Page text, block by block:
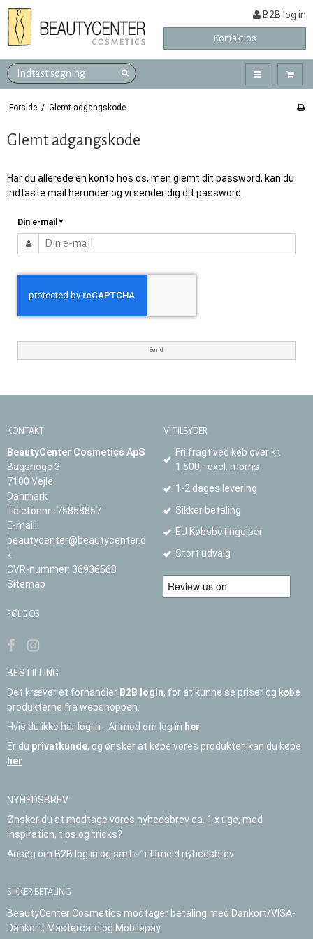
B2B log in
Kontakt os
Forside / Glemt adgangskode
Glemt adgangskode
Har du allerede en konto hos os, men glemt dit password, kan du
indtaste mail herunder og vi sender dig dit password.
Din e-mail*
Send
KONTAKT
BeautyCenter Cosmetics ApS
Bagsnoge 3
7100 Vejle
Danmark
Telefonnr.: 75858857
E-mail :
beautycenter@beautycenter.d
k
CVR-nummer: 36936568
Sitemap
FØLG OS
VI TILBYDER
Fri fragt ved køb over kr.
1.500,- excl. moms
1-2 dages levering
Sikker betaling
EU Købsbetingelser
Stort udvalg
BESTILLING
Det kræver et forhandler B2B login, for at kunne se priser og købe
produkterne fra webshoppen.
Hvis du ikke har log in - Anmod om log in her
Er du privatkunde, og ønsker at købe vores produkter, kan du købe
her
NYHEDSBREV
Ønsker du at modtage vores nyhedsbrev ca. 1 x uge, med
inspiration, tips og tricks?
Ansøg om B2B log in og sæt ✅ i tilmeld nyhedsbrev
SIKKER BETALING
BeautyCenter Cosmetics modtager betaling med Dankort/VISA-
Dankort, Mastercard og Mobilepay.